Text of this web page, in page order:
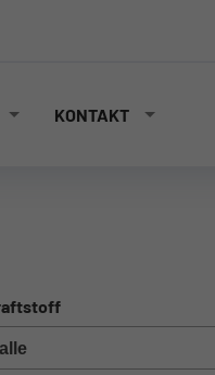
KONTAKT